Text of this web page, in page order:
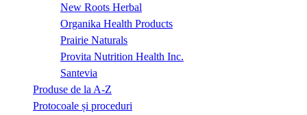
New Roots Herbal
Organika Health Products
Prairie Naturals
Provita Nutrition Health Inc.
Santevia
Produse de la A-Z
Protocoale și proceduri